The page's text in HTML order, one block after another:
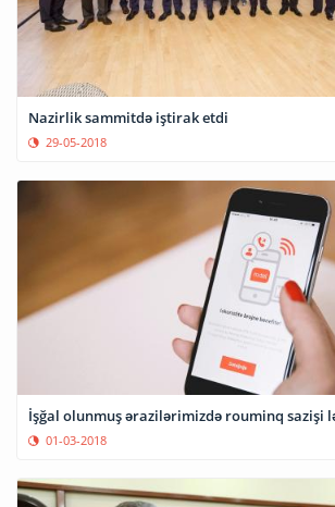
Nazirlik sammitdə iştirak etdi
29-05-2018
İşğal olunmuş ərazilərimizdə rouminq sazişi
01-03-2018